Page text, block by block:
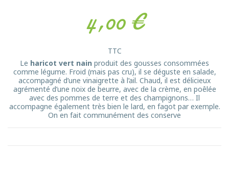
4,00 €
TTC
Le haricot vert nain produit des gousses consommées
comme légume. Froid (mais pas cru), il se déguste en salade,
accompagné d’une vinaigrette à l’ail. Chaud, il est délicieux
agrémenté d’une noix de beurre, avec de la crème, en poêlée
avec des pommes de terre et des champignons… Il
accompagne également très bien le lard, en fagot par exemple.
On en fait communément des conserve